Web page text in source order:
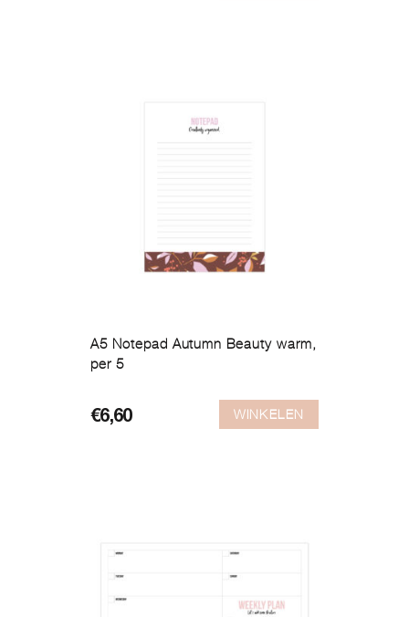
A5 Notepad Autumn Beauty warm,
per 5
€6,60 WINKELEN